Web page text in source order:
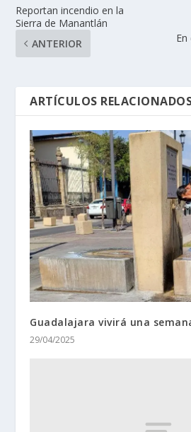
Reportan incendio en la
Sierra de Manantlán
ANTERIOR
ARTÍCULOS
Guadalajara vivirá una
29/04/2025